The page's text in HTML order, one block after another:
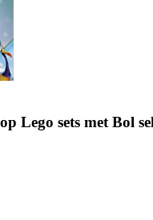
Lego sets met Bol